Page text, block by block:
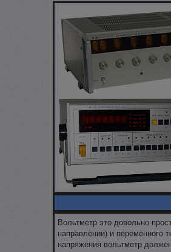
Вольтметр это довольно
направлении) и переменного
напряжения вольтметр